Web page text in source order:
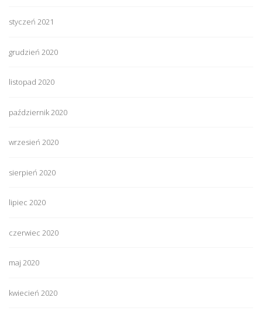
styczeń 2021
grudzień 2020
listopad 2020
październik 2020
wrzesień 2020
sierpień 2020
lipiec 2020
czerwiec 2020
maj 2020
kwiecień 2020